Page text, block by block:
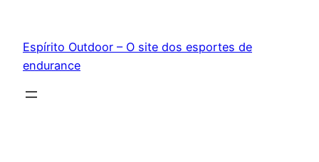
conteúdo
Espírito Outdoor – O site dos esportes de
endurance